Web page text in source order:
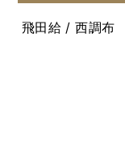
飛田給 / 西調布